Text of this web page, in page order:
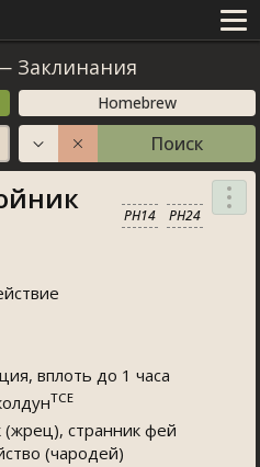
Заклинания
Homebrew
Поиск
PH14 PH24
вплоть до 1 часа
TCE
странник фей
(чародей)